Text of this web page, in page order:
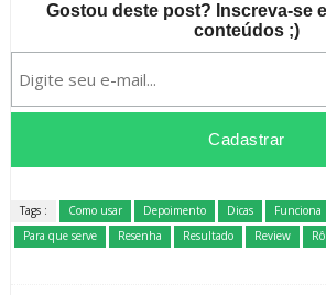
Gostou deste post? Inscreva-se
conteúdos ;)
Tags : Como usar Depoimento Dicas Funciona
Para que serve
Resenha Resultado Review